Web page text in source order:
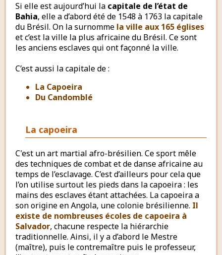
Si elle est aujourd’hui la capitale de l’état de
Bahia, elle a d’abord été de 1548 à 1763 la capitale
du Brésil. On la surnomme la ville aux 165 églises
et c’est la ville la plus africaine du Brésil. Ce sont
les anciens esclaves qui ont façonné la ville.
C’est aussi la capitale de :
La Capoeira
Du Candomblé
La capoeira
C'est un art martial afro-brésilien. Ce sport mêle
des techniques de combat et de danse africaine au
temps de l’esclavage. C’est d’ailleurs pour cela que
l’on utilise surtout les pieds dans la capoeira : les
mains des esclaves étant attachées. La capoeira a
son origine en Angola, une colonie brésilienne. Il
existe de nombreuses écoles de capoeira à
Salvador, chacune respecte la hiérarchie
traditionnelle. Ainsi, il y a d’abord le Mestre
(maître), puis le contremaître puis le professeur,